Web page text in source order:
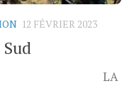
12 FÉVRIER 2023